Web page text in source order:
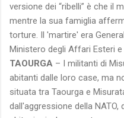
versione dei “ribelli” è che il
mentre la sua famiglia
torture. Il 'martire' era
Ministero degli Affari Esteri
TAOURGA – I militanti di
abitanti dalle loro case, ma
situata tra Taourga e
dall'aggressione della